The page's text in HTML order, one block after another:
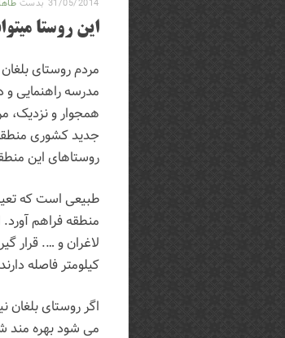
31/05/2014 بدست طاها
این روستا
مردم روستای
مدرسه راهنمایی و
همجوار و نزدیک،
جدید کشوری
روستاهای این
طبیعی است که
منطقه فراهم
کیلومتر فاصله
اگر روستای بلغان
می شود بهره مند